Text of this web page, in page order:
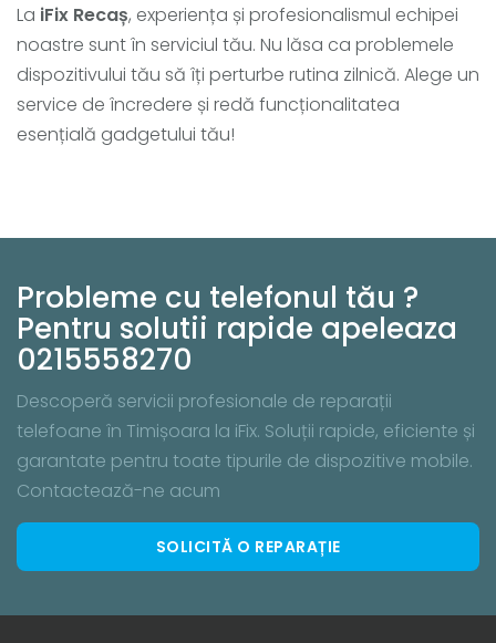
La iFix Recaș, experiența și profesionalismul echipei
noastre sunt în serviciul tău. Nu lăsa ca problemele
dispozitivului tău să îți perturbe rutina zilnică. Alege un
service de încredere și redă funcționalitatea
esențială gadgetului tău!
Probleme cu telefonul tău ?
Pentru solutii rapide apeleaza
0215558270
Descoperă servicii profesionale de reparații
telefoane în Timișoara la iFix. Soluții rapide, eficiente și
garantate pentru toate tipurile de dispozitive mobile.
Contactează-ne acum
SOLICITĂ O REPARAȚIE